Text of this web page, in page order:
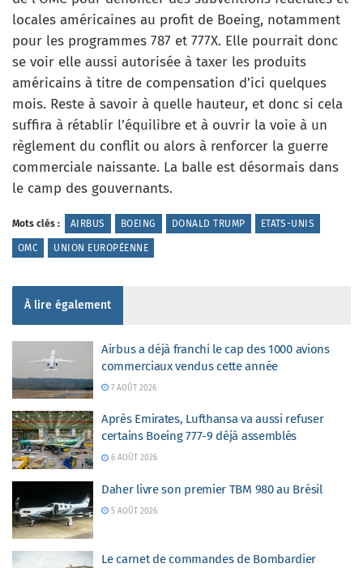
locales américaines au profit de Boeing, notamment
pour les programmes 787 et 777X. Elle pourrait donc
se voir elle aussi autorisée à taxer les produits
américains à titre de compensation d’ici quelques
mois. Reste à savoir à quelle hauteur, et donc si cela
suffira à rétablir l’équilibre et à ouvrir la voie à un
règlement du conflit ou alors à renforcer la guerre
commerciale naissante. La balle est désormais dans
le camp des gouvernants.
Mots clés : AIRBUS BOEING DONALD TRUMP ETATS-UNIS
OMC UNION EUROPÉENNE
À lire également
Airbus a déjà franchi le cap des 1000 avions
commerciaux vendus cette année
7 AOÛT 2026
Après Emirates, Lufthansa va aussi refuser
certains Boeing 777-9 déjà assemblés
6 AOÛT 2026
Daher livre son premier TBM 980 au Brésil
5 AOÛT 2026
Le carnet de commandes de Bombardier